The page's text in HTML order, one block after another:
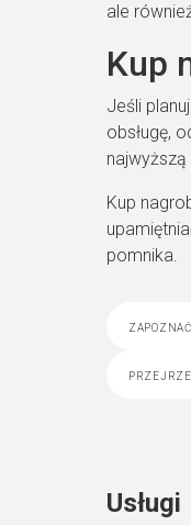
ale
Kup
Jeśli
obsługę,
Kup
pomnika.
Usługi